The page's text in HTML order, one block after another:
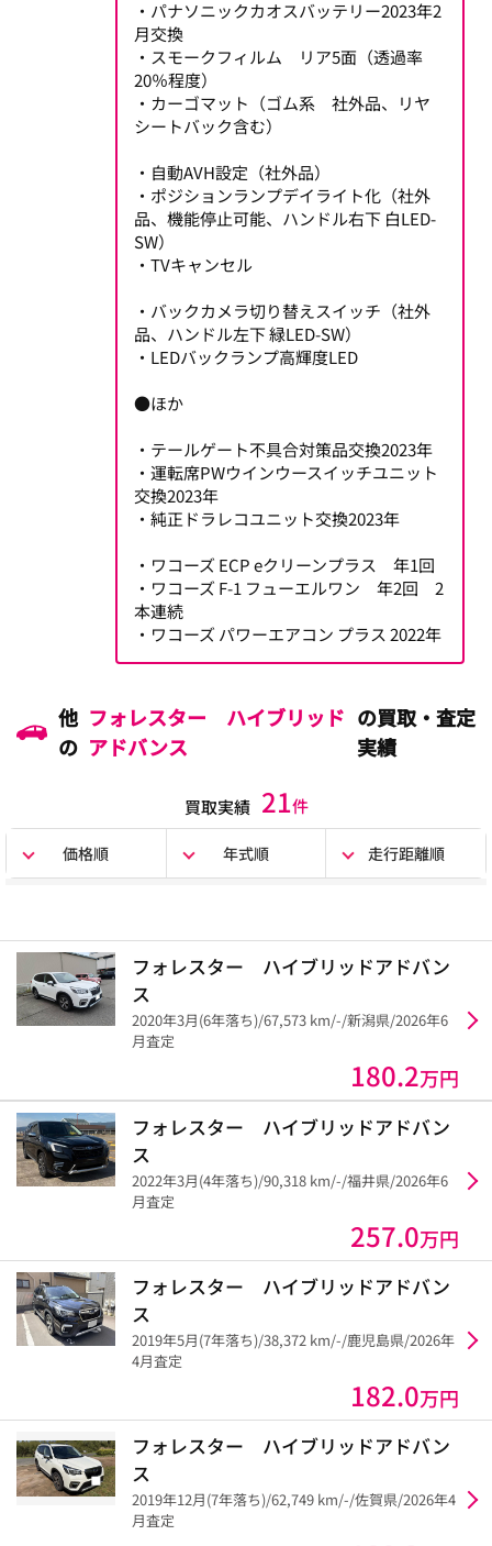
・パナソニックカオスバッテリー2023年2
月交換
・スモークフィルム リア5面（透過率
20％程度）
・カーゴマット（ゴム系 社外品、リヤ
シートバック含む）
・自動AVH設定（社外品）
・ポジションランプデイライト化（社外
品、機能停止可能、ハンドル右下 白LED-
SW）
・TVキャンセル
・バックカメラ切り替えスイッチ（社外
品、ハンドル左下 緑LED-SW）
・LEDバックランプ高輝度LED
●ほか
・テールゲート不具合対策品交換2023年
・運転席PWウインウースイッチユニット
交換2023年
・純正ドラレコユニット交換2023年
・ワコーズ ECP eクリーンプラス 年1回
・ワコーズ F-1 フューエルワン 年2回 2
本連続
・ワコーズ パワーエアコン プラス 2022年
他
の
フォレスター ハイブリッド
アドバンス
の買取・査定
実績
買取実績 21件
価格順 年式順 走行距離順
フォレスター ハイブリッドアドバン
ス
2020年3月(6年落ち)/67,573 km/-/新潟県/2026年6
月査定
180.2万円
フォレスター ハイブリッドアドバン
ス
2022年3月(4年落ち)/90,318 km/-/福井県/2026年6
月査定
257.0万円
フォレスター ハイブリッドアドバン
ス
2019年5月(7年落ち)/38,372 km/-/鹿児島県/2026年
4月査定
182.0万円
フォレスター ハイブリッドアドバン
ス
2019年12月(7年落ち)/62,749 km/-/佐賀県/2026年4
月査定